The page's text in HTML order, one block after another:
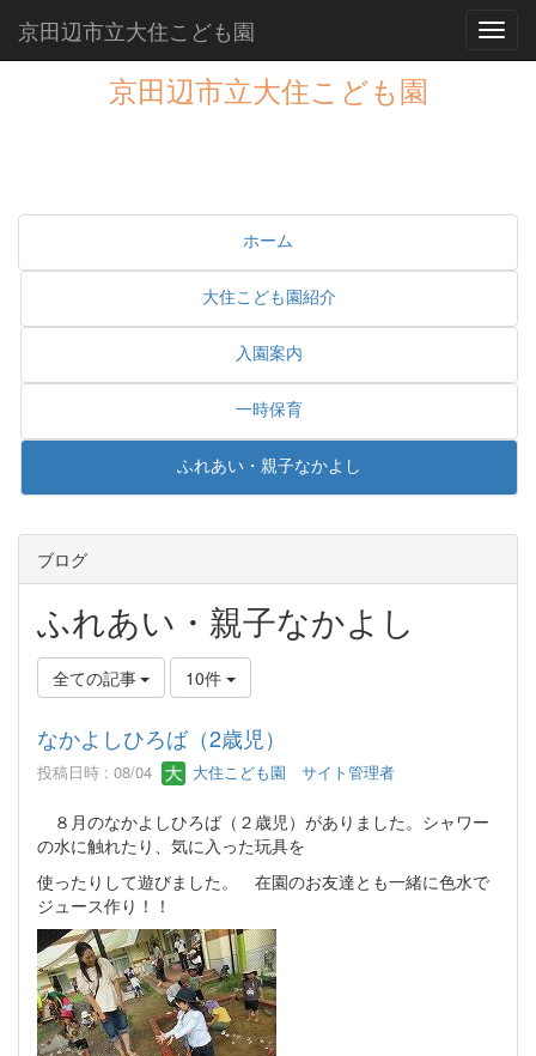
京田辺市立大住こども園
京田辺市立大住こども園
ホーム
大住こども園紹介
入園案内
一時保育
ふれあい・親子なかよし
ブログ
ふれあい・親子なかよし
全ての記事 10件
なかよしひろば（2歳児）
投稿日時 : 08/04 大住こども園 サイト管理者
８月のなかよしひろば（２歳児）がありました。シャワー
の水に触れたり、気に入った玩具を
使ったりして遊びました。 在園のお友達とも一緒に色水で
ジュース作り！！